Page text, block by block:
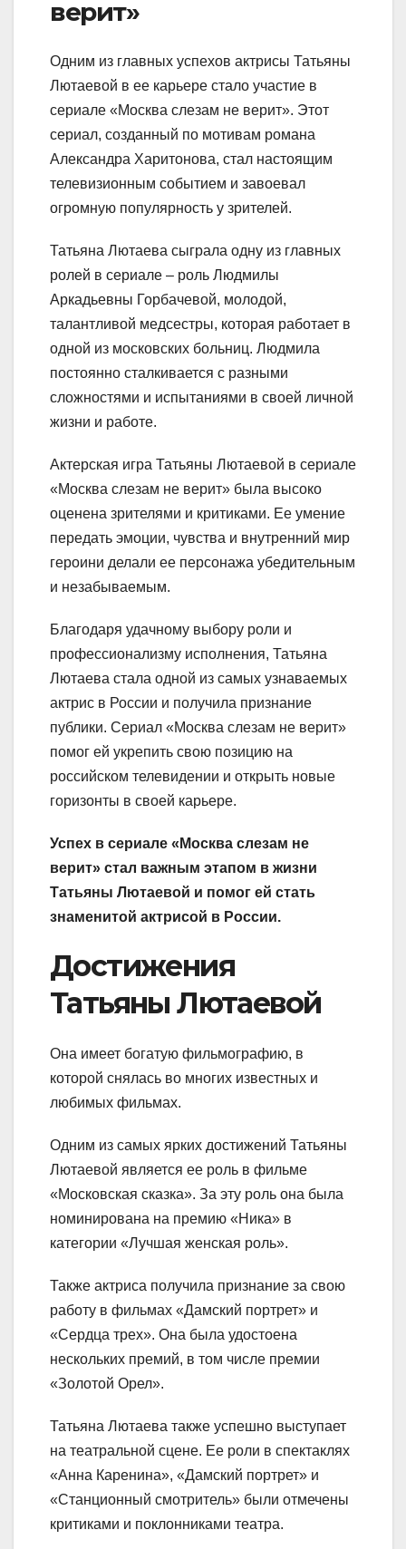
верит»
Одним из главных успехов актрисы Татьяны
Лютаевой в ее карьере стало участие в
сериале «Москва слезам не верит». Этот
сериал, созданный по мотивам романа
Александра Харитонова, стал настоящим
телевизионным событием и завоевал
огромную популярность у зрителей.
Татьяна Лютаева сыграла одну из главных
ролей в сериале – роль Людмилы
Аркадьевны Горбачевой, молодой,
талантливой медсестры, которая работает в
одной из московских больниц. Людмила
постоянно сталкивается с разными
сложностями и испытаниями в своей личной
жизни и работе.
Актерская игра Татьяны Лютаевой в сериале
«Москва слезам не верит» была высоко
оценена зрителями и критиками. Ее умение
передать эмоции, чувства и внутренний мир
героини делали ее персонажа убедительным
и незабываемым.
Благодаря удачному выбору роли и
профессионализму исполнения, Татьяна
Лютаева стала одной из самых узнаваемых
актрис в России и получила признание
публики. Сериал «Москва слезам не верит»
помог ей укрепить свою позицию на
российском телевидении и открыть новые
горизонты в своей карьере.
Успех в сериале «Москва слезам не
верит» стал важным этапом в жизни
Татьяны Лютаевой и помог ей стать
знаменитой актрисой в России.
Достижения
Татьяны Лютаевой
Она имеет богатую фильмографию, в
которой снялась во многих известных и
любимых фильмах.
Одним из самых ярких достижений Татьяны
Лютаевой является ее роль в фильме
«Московская сказка». За эту роль она была
номинирована на премию «Ника» в
категории «Лучшая женская роль».
Также актриса получила признание за свою
работу в фильмах «Дамский портрет» и
«Сердца трех». Она была удостоена
нескольких премий, в том числе премии
«Золотой Орел».
Татьяна Лютаева также успешно выступает
на театральной сцене. Ее роли в спектаклях
«Анна Каренина», «Дамский портрет» и
«Станционный смотритель» были отмечены
критиками и поклонниками театра.